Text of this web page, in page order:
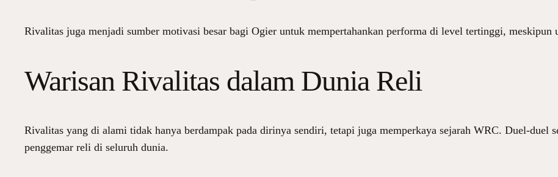
Rivalitas juga menjadi sumber motivasi besar bagi Ogier untuk mempertahankan performa di level tertinggi, meskipun
Warisan Rivalitas dalam Dunia Reli
Rivalitas yang di alami tidak hanya berdampak pada dirinya sendiri, tetapi juga memperkaya sejarah WRC. Duel-duel
penggemar reli di seluruh dunia.